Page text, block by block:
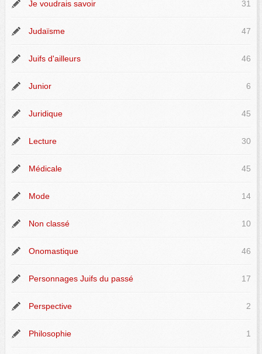
Je voudrais savoir 31
Judaïsme 47
Juifs d'ailleurs 46
Junior 6
Juridique 45
Lecture 30
Médicale 45
Mode 14
Non classé 10
Onomastique 46
Personnages Juifs du passé 17
Perspective 2
Philosophie 1